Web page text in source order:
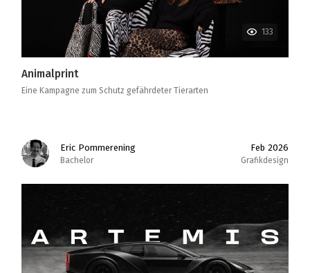
133
Animalprint
Eine Kampagne zum Schutz gefährdeter Tierarten
Eric Pommerening
Bachelor
Feb 2026
Grafikdesign